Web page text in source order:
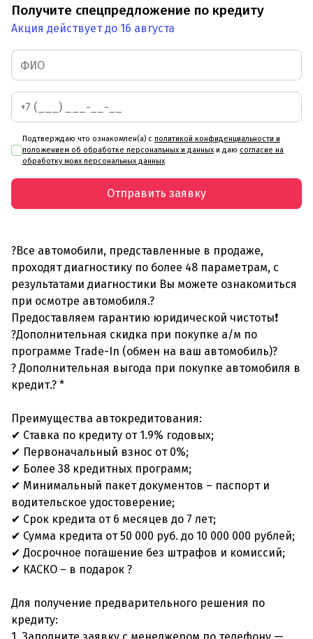
Получите спецпредложение по кредиту
Акция действует до 16 августа
Подтверждаю что ознакомлен(а) с политикой конфиденциальности и
положением об обработке персональных и данных и даю согласие на
обработку моих персональных данных
Отправить заявку
?Все автомобили, представленные в продаже,
проходят диагностику по более 48 параметрам, с
результатами диагностики Вы можете ознакомиться
при осмотре автомобиля.?
Предоставляем гарантию юридической чистоты❗
?Дополнительная скидка при покупке а/м по
программе Trade-In (обмен на ваш автомобиль)?
? Дополнительная выгода при покупке автомобиля в
кредит.? *
Преимущества автокредитования:
✔ Ставка по кредиту от 1.9% годовых;
✔ Первоначальный взнос от 0%;
✔ Более 38 кредитных программ;
✔ Минимальный пакет документов – паспорт и
водительское удостоверение;
✔ Срок кредита от 6 месяцев до 7 лет;
✔ Сумма кредита от 50 000 руб. до 10 000 000 рублей;
✔ Досрочное погашение без штрафов и комиссий;
✔ КАСКО – в подарок ?
Для получение предварительного решения по
кредиту: